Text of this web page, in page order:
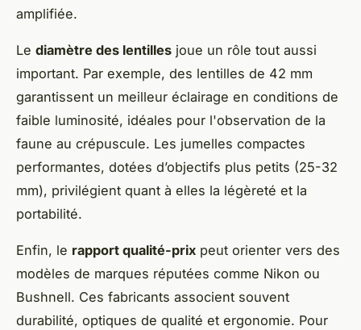
amplifiée.
Le diamètre des lentilles joue un rôle tout aussi
important. Par exemple, des lentilles de 42 mm
garantissent un meilleur éclairage en conditions de
faible luminosité, idéales pour l'observation de la
faune au crépuscule. Les jumelles compactes
performantes, dotées d’objectifs plus petits (25-32
mm), privilégient quant à elles la légèreté et la
portabilité.
Enfin, le rapport qualité-prix peut orienter vers des
modèles de marques réputées comme Nikon ou
Bushnell. Ces fabricants associent souvent
durabilité, optiques de qualité et ergonomie. Pour